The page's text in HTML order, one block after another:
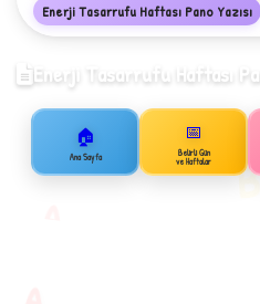
✦
Enerji Tasarrufu Haftası Pano Yazısı
Enerji Tasarrufu Haftası
🏠
Ana Sayfa
📅
Belirli Gün
ve Haftalar